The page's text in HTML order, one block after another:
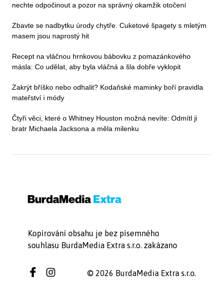
nechte odpočinout a pozor na správný okamžik otočení
Zbavte se nadbytku úrody chytře. Cuketové špagety s mletým
masem jsou naprostý hit
Recept na vláčnou hrnkovou bábovku z pomazánkového
másla: Co udělat, aby byla vláčná a šla dobře vyklopit
Zakrýt bříško nebo odhalit? Kodaňské maminky boří pravidla
mateřství i módy
Čtyři věci, které o Whitney Houston možná nevíte: Odmítl ji
bratr Michaela Jacksona a měla milenku
Kopírování obsahu je bez písemného
souhlasu BurdaMedia Extra s.r.o. zakázano
© 2026 BurdaMedia Extra s.r.o.